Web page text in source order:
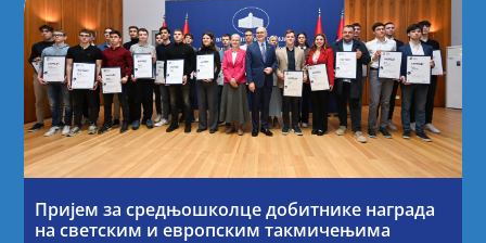
Пријем за средњошколце добитнике награда
на светским и европским такмичењима